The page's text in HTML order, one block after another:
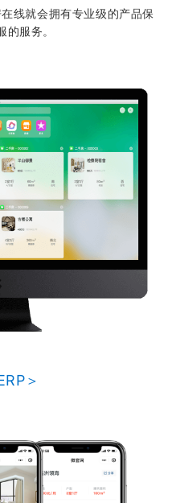
线就会拥有专业级的产品保
的服务。
＞